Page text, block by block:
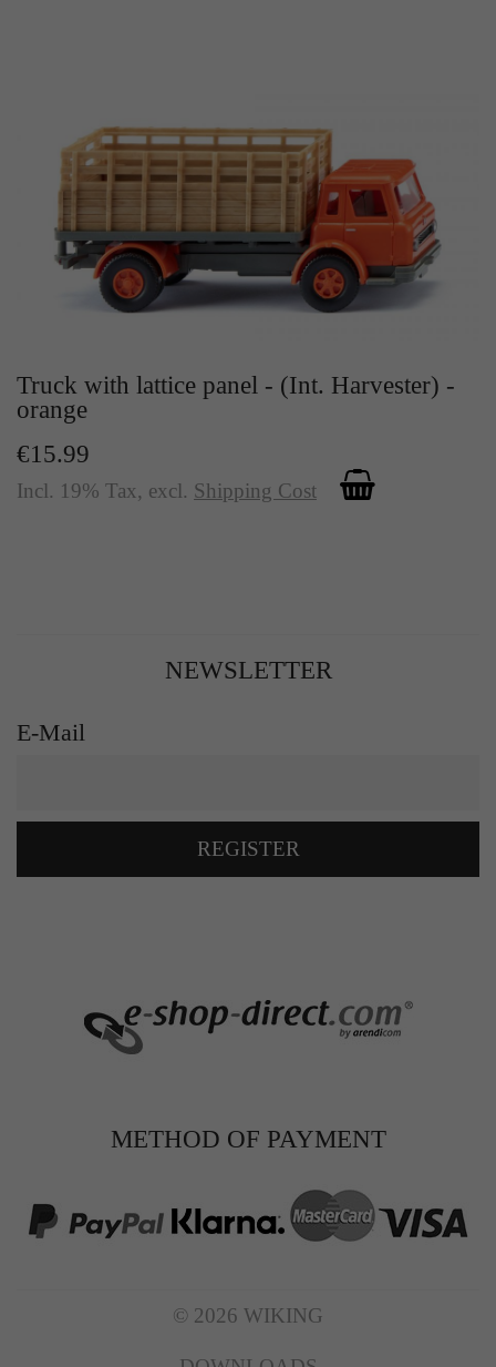
Truck with lattice panel - (Int. Harvester) -
orange
€15.99
Incl. 19% Tax, excl. Shipping Cost
NEWSLETTER
E-Mail
REGISTER
METHOD OF PAYMENT
© 2026 WIKING